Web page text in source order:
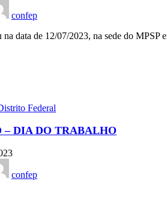
confep
data de 12/07/2023, na sede do MPSP
Federal
– DIA DO TRABALHO
confep